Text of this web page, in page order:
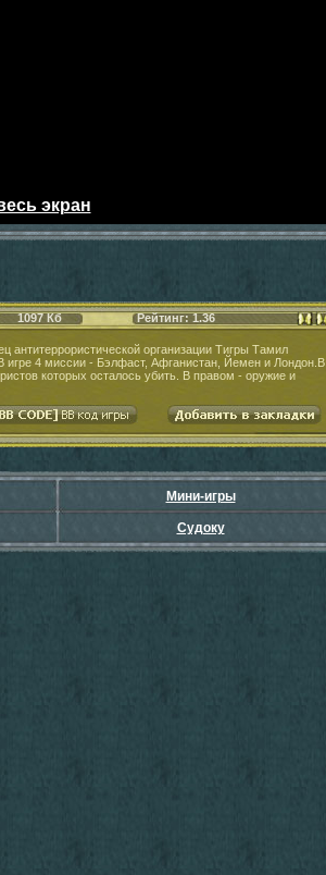
экран
1097 Кб Рейтинг: 1.36
антитеррористической организации Тигры Тамил
4 миссии - Бэлфаст, Афганистан, Йемен и Лондон.В
которых осталось убить. В правом - оружие и
Мини-игры
Судоку